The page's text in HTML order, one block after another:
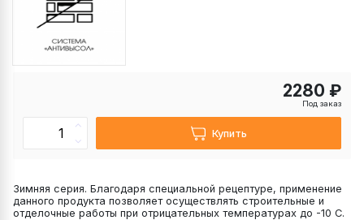
Купить
2280 ₽
Под заказ
Зимняя серия. Благодаря специальной рецептуре, применение
данного продукта позволяет осуществлять строительные и
отделочные работы при отрицательных температурах до -10 С.